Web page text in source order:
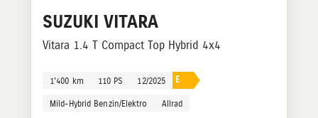
SUZUKI VITARA
Vitara 1.4 T Compact Top Hybrid 4x4
1'400 km 110 PS 12/2025 E
Mild-Hybrid Benzin/Elektro Allrad